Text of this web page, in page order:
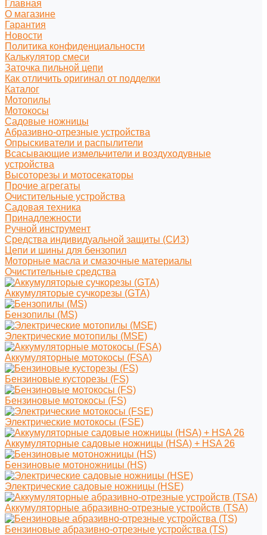
Главная
О магазине
Гарантия
Новости
Политика конфиденциальности
Калькулятор смеси
Заточка пильной цепи
Как отличить оригинал от подделки
Каталог
Мотопилы
Мотокосы
Садовые ножницы
Абразивно-отрезные устройства
Опрыскиватели и распылители
Всасывающие измельчители и воздуходувные
устройства
Высоторезы и мотосекаторы
Прочие агрегаты
Очистительные устройства
Садовая техника
Принадлежности
Ручной инструмент
Средства индивидуальной защиты (СИЗ)
Цепи и шины для бензопил
Моторные масла и смазочные материалы
Очистительные средства
Аккумуляторые сучкорезы (GTA)
Бензопилы (MS)
Электрические мотопилы (MSE)
Аккумуляторные мотокосы (FSA)
Бензиновые кусторезы (FS)
Бензиновые мотокосы (FS)
Электрические мотокосы (FSE)
Аккумуляторные садовые ножницы (HSA) + HSA 26
Бензиновые мотоножницы (HS)
Электрические садовые ножницы (HSE)
Аккумуляторные абразивно-отрезные устройств (TSA)
Бензиновые абразивно-отрезные устройства (TS)